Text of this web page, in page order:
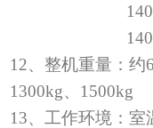
12、整机重量：约
1300kg、 1500kg
13、工作环境：室